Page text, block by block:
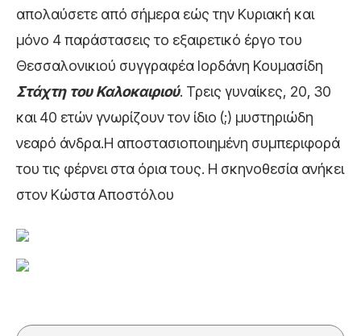
απολαύσετε από σήμερα εώς την Κυριακή και
μόνο 4 παράστασεις το εξαιρετικό έργο του
Θεσσαλονικιού συγγραφέα Ιορδάνη Κουμασίδη
Στάχτη του Καλοκαιριού. Τρεις γυναίκες, 20, 30
και 40 ετών γνωρίζουν τον ίδιο (;) μυστηριώδη
νεαρό άνδρα.Η αποστασιοποιημένη συμπεριφορά
του τις φέρνει στα όρια τους. Η σκηνοθεσία ανήκει
στον Κώστα Αποστόλου